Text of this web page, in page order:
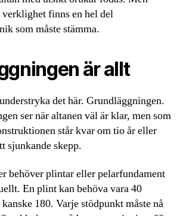
finns en hel del
som måste stämma.
är allt
det här. Grundläggningen.
ser när altanen väl är klar, men som
står kvar om tio år eller
sjunkande skepp.
behöver plintar eller pelarfundament
En plint kan behöva vara 40
180. Varje stödpunkt måste nå